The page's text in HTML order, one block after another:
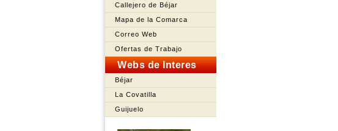
Callejero de Béjar
Mapa de la Comarca
Correo Web
Ofertas de Trabajo
Webs de Interes
Béjar
La Covatilla
Guijuelo